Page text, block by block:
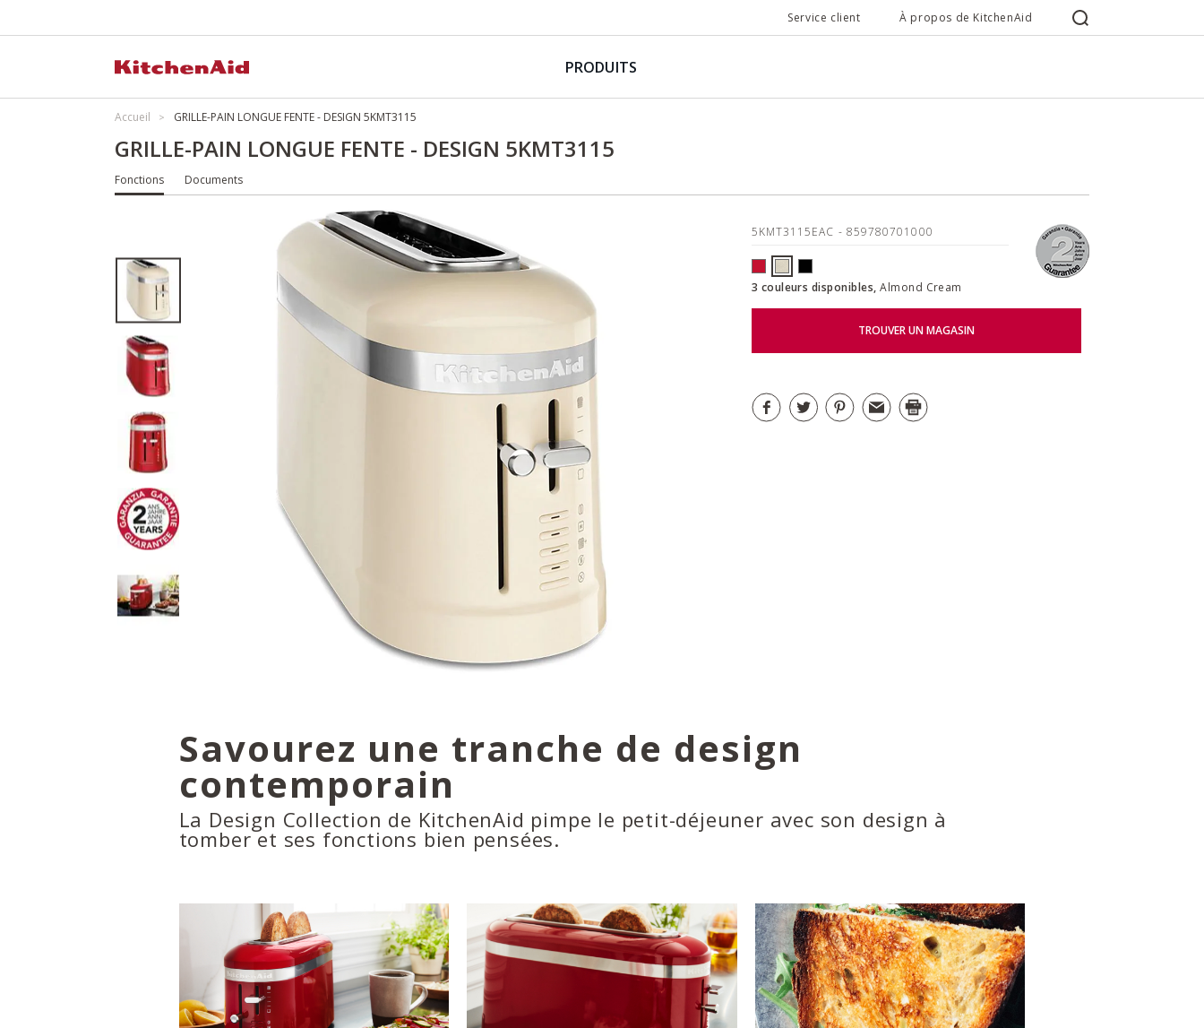
Service client À propos de KitchenAid
PRODUITS
Accueil GRILLE-PAIN LONGUE FENTE - DESIGN 5KMT3115
GRILLE-PAIN LONGUE FENTE - DESIGN 5KMT3115
Fonctions Documents
5KMT3115EAC - 859780701000
3 couleurs disponibles,Almond Cream
TROUVER UN MAGASIN
Savourez une tranche de design
contemporain
La Design Collection de KitchenAid pimpe le petit-déjeuner avec son design à
tomber et ses fonctions bien pensées.